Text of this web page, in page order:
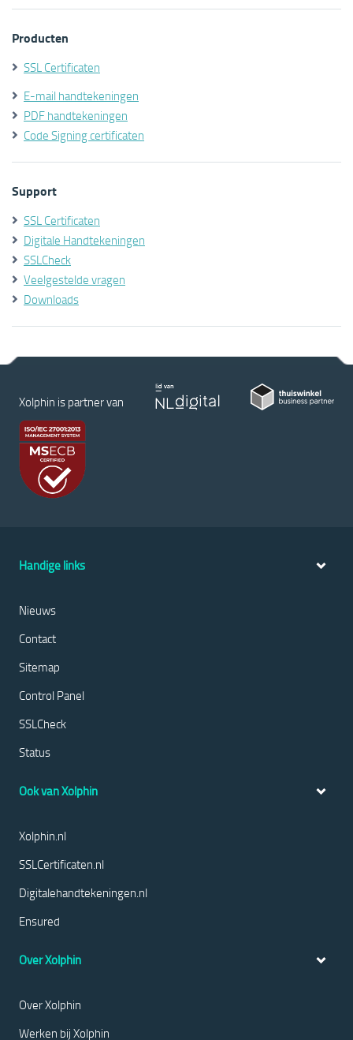
Producten
SSL Certificaten
E-mail handtekeningen
PDF handtekeningen
Code Signing certificaten
Support
SSL Certificaten
Digitale Handtekeningen
SSLCheck
Veelgestelde vragen
Downloads
Xolphin is partner van
Handige links
Nieuws
Contact
Sitemap
Control Panel
SSLCheck
Status
Ook van Xolphin
Xolphin.nl
SSLCertificaten.nl
Digitalehandtekeningen.nl
Ensured
Over Xolphin
Over Xolphin
Werken bij Xolphin